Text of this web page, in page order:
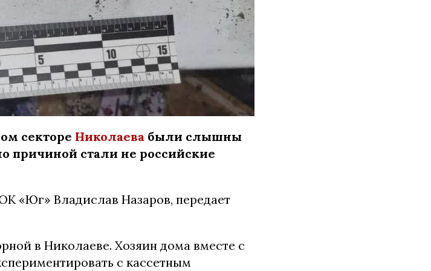
секторе Николаева были слышны
причиной стали не российские
«Юг» Владислав Назаров, передает
в Николаеве. Хозяин дома вместе с
с кассетным